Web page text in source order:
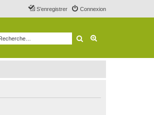
Connexion
S’enregistrer
Rechercher